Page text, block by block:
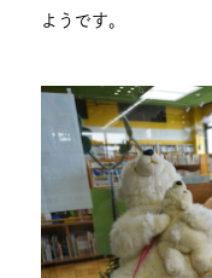
ようです。